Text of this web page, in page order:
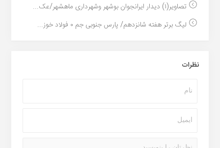
تصاویر(۱) دیدار ایرانجوان بوشهر وشهرداری ماهشهر/عک...
لیگ برتر هفته شانزدهم/ پارس جنوبی جم ۰ فولاد خوز...
نظرات